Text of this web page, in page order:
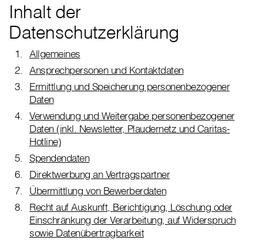
Inhalt der
Datenschutzerklärung
Allgemeines
Ansprechpersonen und Kontaktdaten
Ermittlung und Speicherung personenbezogener
Daten
Verwendung und Weitergabe personenbezogener
Daten (inkl. Newsletter, Plaudernetz und Caritas-
Hotline)
Spendendaten
Direktwerbung an Vertragspartner
Übermittlung von Bewerberdaten
Recht auf Auskunft, Berichtigung, Löschung oder
Einschränkung der Verarbeitung, auf Widerspruch
sowie Datenübertragbarkeit